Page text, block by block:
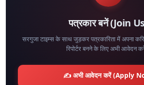
पत्रकार बनें (Join
सरगुजा टाइम्स के साथ जुड़कर पत्रकारिता में अपना
रिपोर्टर बनने के लिए अभी आवेदन
✍️ अभी आवेदन करें (Apply